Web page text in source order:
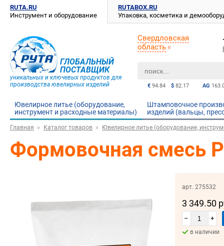
RUTA.RU
Инструмент и оборудование
RUTABOX.RU
Упаковка, косметика и
ГЛОБАЛЬНЫЙ
ПОСТАВЩИК
уникальных и ключевых продуктов для
производства ювелирных изделий
AG
€ 94.84 $ 82.17
Свердловская
область
Ювелирное литье (оборудование,
инструмент и расходные материалы)
Штамповочное
изделий (вальцы,
Главная Каталог товаров Ювелирное литье (оборудование,
Формовочная смесь
арт. 275532
3 349.50
– +
в наличии